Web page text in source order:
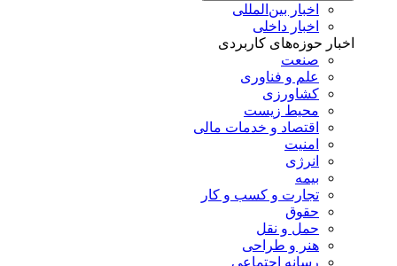
اخبار بین‌المللی
اخبار داخلی
اخبار حوزه‌های کاربردی
صنعت
علم و فناوری
کشاورزی
محیط زیست
اقتصاد و خدمات مالی
امنیت
انرژی
بیمه
تجارت و کسب و کار
حقوق
حمل و نقل
هنر و طراحی
رسانه اجتماعی